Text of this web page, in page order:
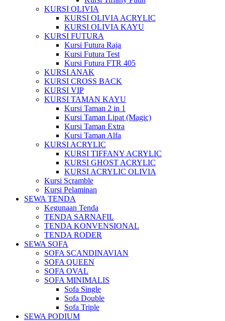
KURSI OLIVIA
KURSI OLIVIA ACRYLIC
KURSI OLIVIA KAYU
KURSI FUTURA
Kursi Futura Raja
Kursi Futura Test
Kursi Futura FTR 405
KURSI ANAK
KURSI CROSS BACK
KURSI VIP
KURSI TAMAN KAYU
Kursi Taman 2 in 1
Kursi Taman Lipat (Magic)
Kursi Taman Extra
Kursi Taman Alfa
KURSI ACRYLIC
KURSI TIFFANY ACRYLIC
KURSI GHOST ACRYLIC
KURSI ACRYLIC OLIVIA
Kursi Scramble
Kursi Pelaminan
SEWA TENDA
Kegunaan Tenda
TENDA SARNAFIL
TENDA KONVENSIONAL
TENDA RODER
SEWA SOFA
SOFA SCANDINAVIAN
SOFA QUEEN
SOFA OVAL
SOFA MINIMALIS
Sofa Single
Sofa Double
Sofa Triple
SEWA PODIUM